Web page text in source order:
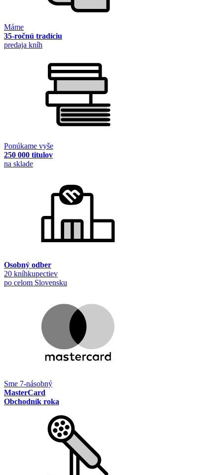
Máme
35-ročnú tradíciu
predaja kníh
Ponúkame vyše
250 000 titulov
na sklade
Osobný odber
20 kníhkupectiev
po celom Slovensku
Sme 7-násobný
MasterCard
Obchodník roka